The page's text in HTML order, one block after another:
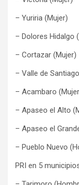
– Yuriria (Mujer)
– Dolores Hidalgo
– Cortazar (Mujer)
– Valle de
– Acambaro
– Apaseo el Alto
– Apaseo el
– Pueblo Nuevo
PRI en 5